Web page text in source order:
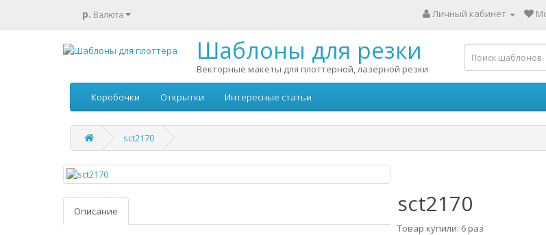
р. Валюта Личный кабинет
Шаблоны для резки
Векторные макеты для плоттерной, лазерной резки
Коробочки Открытки Интересные статьи
sct2170
Описание sct2170
Товар купили: 6 раз